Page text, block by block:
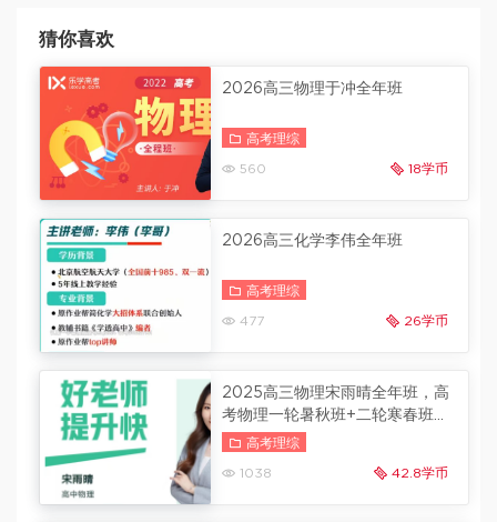
猜你喜欢
2026高三物理于冲全年班
高考理综
560 18学币
2026高三化学李伟全年班
高考理综
477 26学币
2025高三物理宋雨晴全年班，高
考物理一轮暑秋班+二轮寒春班
内容更新
高考理综
1038 42.8学币